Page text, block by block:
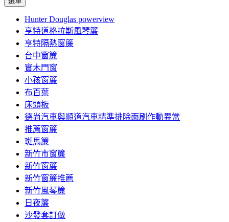
內
容
Hunter Douglas powerview
亨特道格拉斯風琴簾
亨特隔熱窗簾
台中窗簾
實木門窗
小孩窗簾
布百葉
床頭板
德尚汽車與順道汽車精準排除雨刷作動異常
推薦窗簾
斑馬簾
新竹市窗簾
新竹窗簾
新竹窗簾推薦
新竹風琴簾
日夜簾
沙發套訂做